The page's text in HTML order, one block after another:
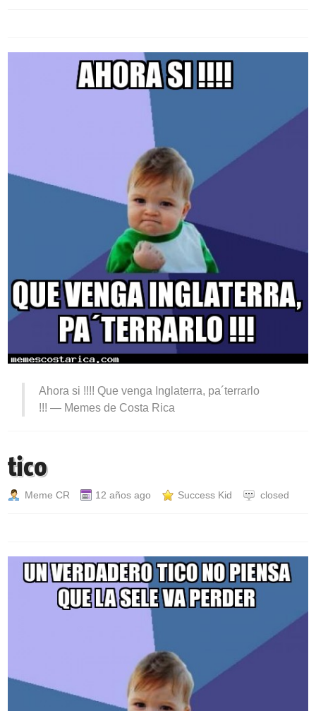
Ahora si !!!! Que venga Inglaterra, pa´terrarlo
!!! — Memes de Costa Rica
tico
Meme CR 12 años ago Success Kid closed